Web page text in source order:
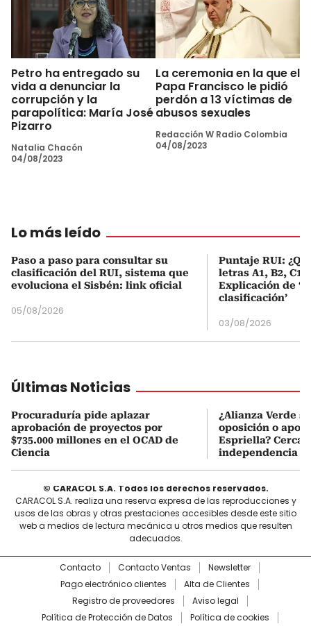
Petro ha entregado su
vida a denunciar la
corrupción y la
parapolítica: María José
Pizarro
Natalia Chacón
04/08/2023
La ceremonia en la que el
Papa Francisco le pidió
perdón a 13 víctimas de
abusos sexuales
Redacción W Radio Colombia
04/08/2023
Lo más leído
Paso a paso para consultar su
clasificación del RUI, sistema que
evoluciona el Sisbén: link oficial
05/08/2026
Puntaje RUI:
letras A1, B2, C1
Explicación de
clasificación’
03/08/2026
Últimas Noticias
Procuraduría pide aplazar
aprobación de proyectos por
$735.000 millones en el OCAD de
Ciencia
¿Alianza Verde
oposición o
Espriella?
independencia
© CARACOL S.A. Todos los derechos reservados.
CARACOL S.A. realiza una reserva expresa de las reproducciones y
usos de las obras y otras prestaciones accesibles desde este sitio
web a medios de lectura mecánica u otros medios que resulten
adecuados.
Contacto Contacto Ventas
Newsletter
Pago electrónico clientes
Alta de Clientes
Registro de proveedores
Aviso legal
Política de Protección de Datos
Política de cookies